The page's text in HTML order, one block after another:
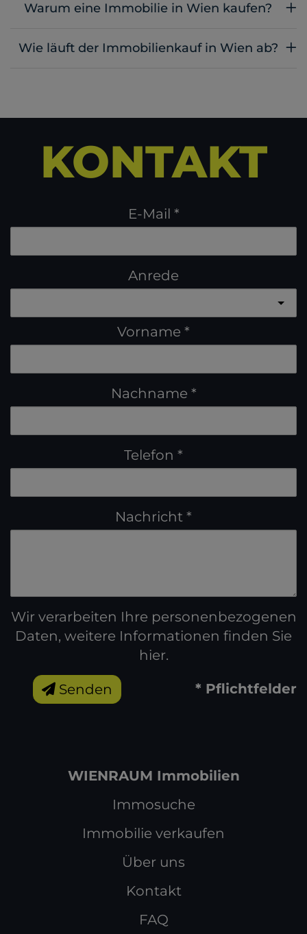
Warum eine Immobilie in Wien kaufen?
Wie läuft der Immobilienkauf in Wien ab?
KONTAKT
E-Mail
Anrede
Vorname
Nachname
Telefon
Nachricht
Wir verarbeiten Ihre personenbezogenen
Daten, weitere Informationen finden Sie
hier.
Senden * Pflichtfelder
WIENRAUM Immobilien
Immosuche
Immobilie verkaufen
Über uns
Kontakt
FAQ